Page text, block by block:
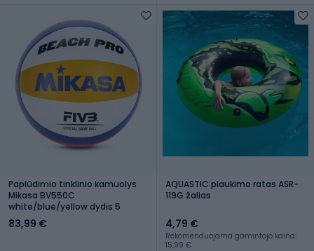
Paplūdimio tinklinio kamuolys
Mikasa BV550C
white/blue/yellow dydis 5
83,99 €
AQUASTIC plaukimo ratas ASR-
119G žalias
4,79 €
Rekomenduojama gamintojo kaina:
15,99 €